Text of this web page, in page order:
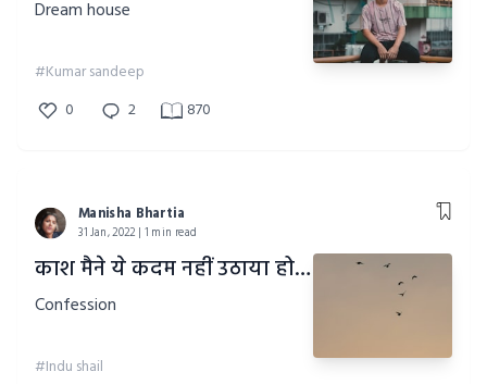
Dream house
#Kumar sandeep
0
2 870
Manisha Bhartia
31 Jan, 2022 | 1 min read
काश मैने ये कदम नहीं उठाया होता!!
Confession
#Indu shail